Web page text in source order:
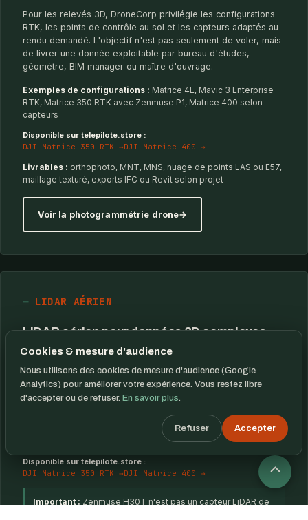
Pour les relevés 3D, DroneCorp privilégie les configurations
RTK, les points de contrôle au sol et les capteurs adaptés au
rendu demandé. L'objectif n'est pas seulement de voler, mais
de livrer une donnée exploitable par bureau d'études,
géomètre, BIM manager ou maître d'ouvrage.
Exemples de configurations : Matrice 4E, Mavic 3 Enterprise
RTK, Matrice 350 RTK avec Zenmuse P1, Matrice 400 selon
capteurs
Disponible sur telepilote.store :
DJI Matrice 350 RTK →DJI Matrice 400 →
Livrables : orthophoto, MNT, MNS, nuage de points LAS ou E57,
maillage texturé, exports IFC ou Revit selon projet
Voir la photogrammétrie drone
LIDAR AÉRIEN
LiDAR aérien pour données 3D complexes
Le LiDAR s'utilise quand la photogrammétrie atteint ses limites
: végétation, ouvrages linéaires, reliefs complexes,
infrastructures, carrières, forêts ou zones difficiles à
modéliser par image seule.
Zenmuse L2 sur Matrice 350
RTK ou Matrice 400, ou capteur LiDAR équivalent selon
Disponible sur telepilote.store :
DJI Matrice 350 RTK →DJI Matrice 400 →
Important : Zenmuse H30T n'est pas un capteur LiDAR de
Retour
en
Cookies & mesure d'audience
Nous utilisons des cookies de mesure d'audience (Google
Analytics) pour améliorer votre expérience. Vous restez libre
d'accepter ou de refuser. En savoir plus.
Refuser Accepter